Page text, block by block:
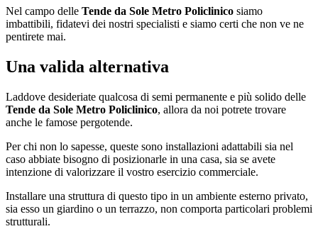
Nel campo delle Tende da Sole Metro Policlinico siamo
imbattibili, fidatevi dei nostri specialisti e siamo certi che non ve ne
pentirete mai.
Una valida alternativa
Laddove desideriate qualcosa di semi permanente e più solido delle
Tende da Sole Metro Policlinico, allora da noi potrete trovare
anche le famose pergotende.
Per chi non lo sapesse, queste sono installazioni adattabili sia nel
caso abbiate bisogno di posizionarle in una casa, sia se avete
intenzione di valorizzare il vostro esercizio commerciale.
Installare una struttura di questo tipo in un ambiente esterno privato,
sia esso un giardino o un terrazzo, non comporta particolari problemi
strutturali.